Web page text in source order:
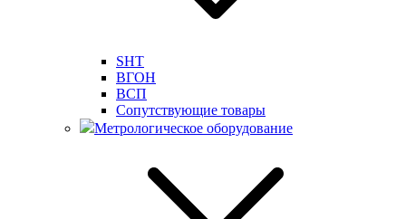
SHT
ВГОН
ВСП
Сопутствующие товары
Метрологическое оборудование